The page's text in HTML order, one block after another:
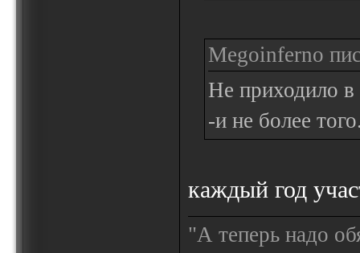
Megoinferno
Не приходило
-и не более
каждый год
"А теперь надо